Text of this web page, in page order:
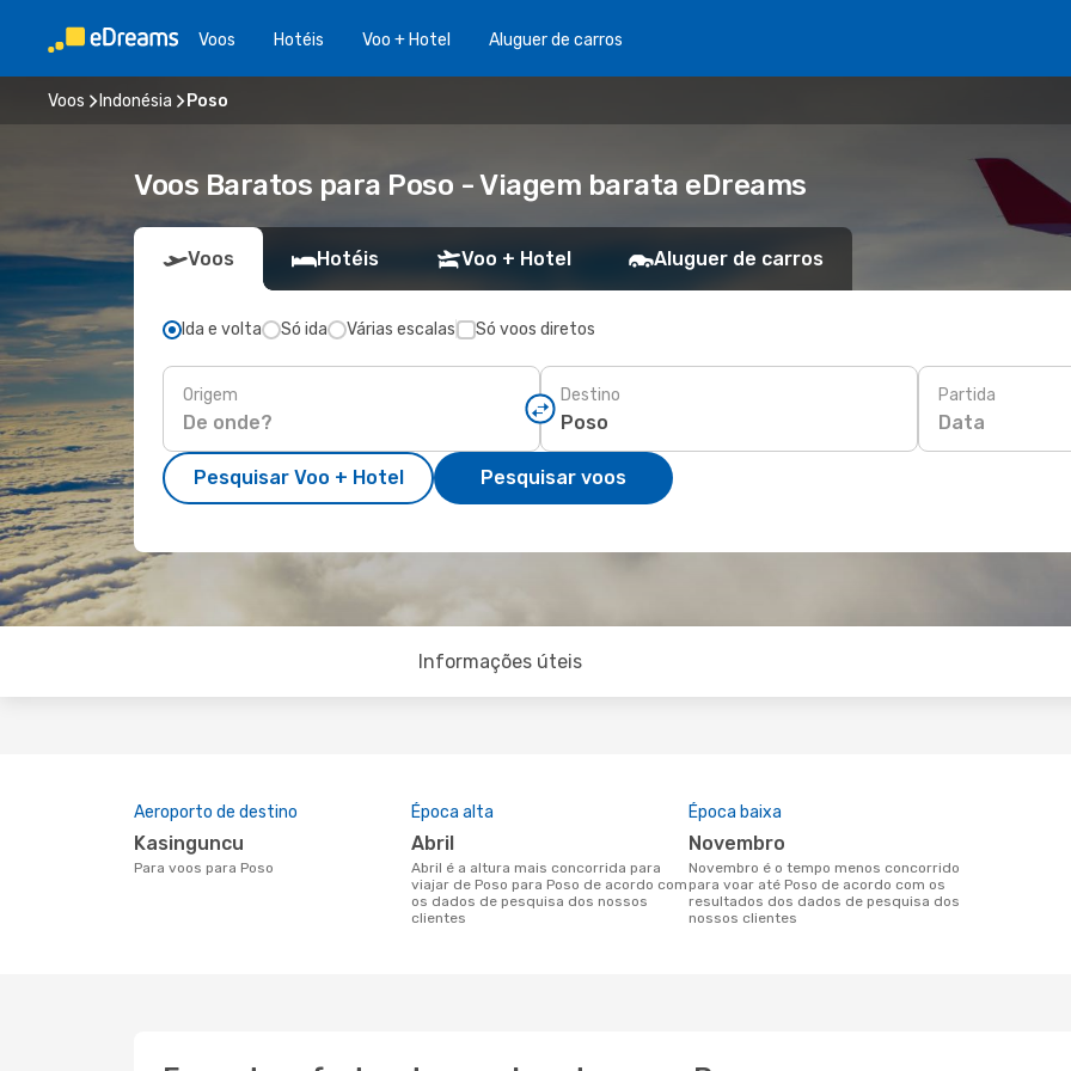
Voos Hotéis Voo + Hotel Aluguer de carros
Voos Indonésia Poso
Voos Baratos para Poso - Viagem barata eDreams
Voos Hotéis Voo + Hotel Aluguer de carros
Ida e volta Só ida Várias escalas Só voos diretos
Origem Destino Partida
Data
Pesquisar Voo + Hotel Pesquisar voos
Informações úteis
Aeroporto de destino
Kasinguncu
Para voos para Poso
Época alta
abril
abril é a altura mais concorrida para
viajar de Poso para Poso de acordo com
os dados de pesquisa dos nossos
clientes
Época baixa
novembro
novembro é o tempo menos concorrido
para voar até Poso de acordo com os
resultados dos dados de pesquisa dos
nossos clientes